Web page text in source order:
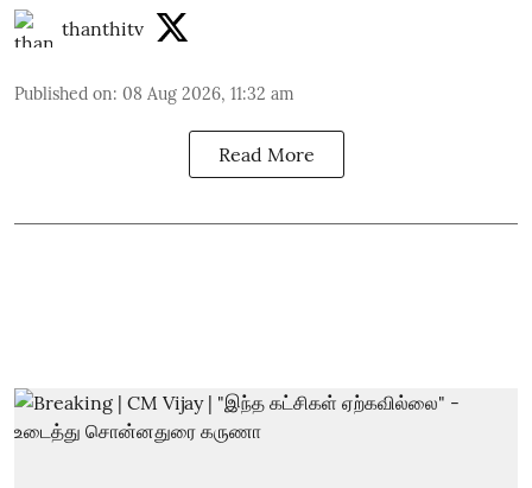
thanthitv
Published on: 08 Aug 2026, 11:32 am
Read More